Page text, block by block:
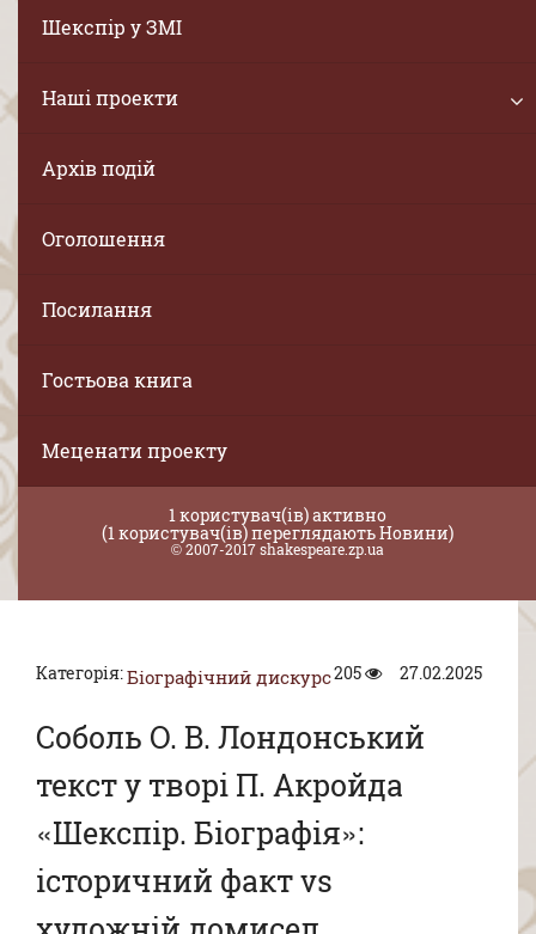
Шекспір у ЗМІ
Наші проекти
Архів подій
Оголошення
Посилання
Гостьова книга
Меценати проекту
1 користувач(ів) активно
(1 користувач(ів) переглядають Новини)
© 2007-2017 shakespeare.zp.ua
Категорія:Біографічний дискурс 27.02.2025
205
Соболь О. В. Лондонський
текст у творі П. Акройда
«Шекспір. Біографія»:
історичний факт vs